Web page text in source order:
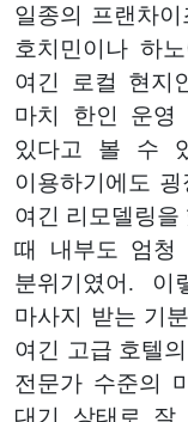
일종의 프랜차
호치민이나 하
여긴 로컬 현지
마치 한인 운영
있다고 볼 수
이용하기에도
여긴 리모델링을
때 내부도 엄청
분위기였어. 이
마사지 받는 기
여긴 고급 호텔
전문가 수준의
대기 상태로 잘